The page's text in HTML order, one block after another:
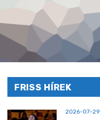
FRISS HÍREK
2026-07-29